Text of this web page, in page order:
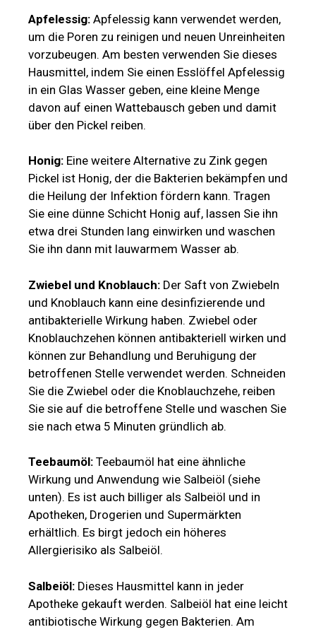
Apfelessig: Apfelessig kann verwendet werden,
um die Poren zu reinigen und neuen Unreinheiten
vorzubeugen. Am besten verwenden Sie dieses
Hausmittel, indem Sie einen Esslöffel Apfelessig
in ein Glas Wasser geben, eine kleine Menge
davon auf einen Wattebausch geben und damit
über den Pickel reiben.
Honig: Eine weitere Alternative zu Zink gegen
Pickel ist Honig, der die Bakterien bekämpfen und
die Heilung der Infektion fördern kann. Tragen
Sie eine dünne Schicht Honig auf, lassen Sie ihn
etwa drei Stunden lang einwirken und waschen
Sie ihn dann mit lauwarmem Wasser ab.
Zwiebel und Knoblauch: Der Saft von Zwiebeln
und Knoblauch kann eine desinfizierende und
antibakterielle Wirkung haben. Zwiebel oder
Knoblauchzehen können antibakteriell wirken und
können zur Behandlung und Beruhigung der
betroffenen Stelle verwendet werden. Schneiden
Sie die Zwiebel oder die Knoblauchzehe, reiben
Sie sie auf die betroffene Stelle und waschen Sie
sie nach etwa 5 Minuten gründlich ab.
Teebaumöl: Teebaumöl hat eine ähnliche
Wirkung und Anwendung wie Salbeiöl (siehe
unten). Es ist auch billiger als Salbeiöl und in
Apotheken, Drogerien und Supermärkten
erhältlich. Es birgt jedoch ein höheres
Allergierisiko als Salbeiöl.
Salbeiöl: Dieses Hausmittel kann in jeder
Apotheke gekauft werden. Salbeiöl hat eine leicht
antibiotische Wirkung gegen Bakterien. Am